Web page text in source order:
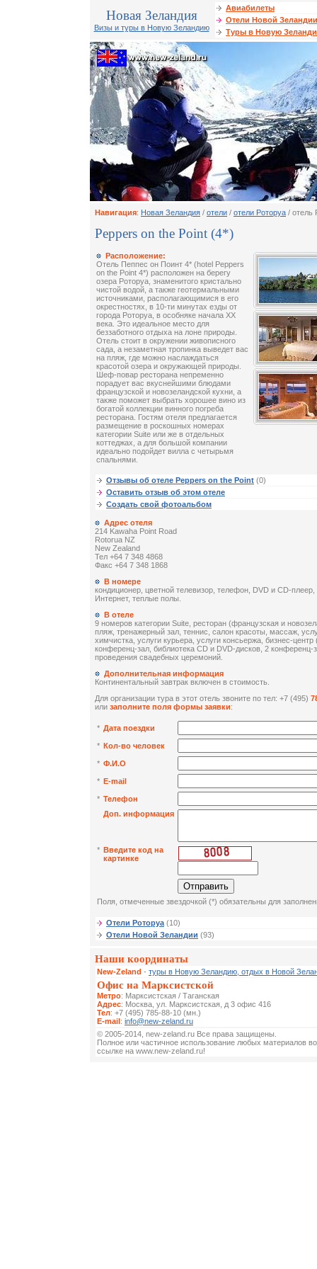
Новая Зеландия
Визы и туры в Новую Зеландию
Авиабилеты
Отели Новой Зеландии
Туры в Новую
Навигация: Новая Зеландия / отели / отели Роторуа / отель
Peppers on the Point (4*)
Расположение:
Отель Пеппес он Поинт 4* (hotel Peppers
on the Point 4*) расположен на берегу
озера Роторуа, знаменитого кристально
чистой водой, а также геотермальными
источниками, располагающимися в его
окрестностях, в 10-ти минутах езды от
города Роторуа, в особняке начала XX
века. Это идеальное место для
беззаботного отдыха на лоне природы.
Отель стоит в окружении живописного
сада, а незаметная тропинка выведет вас
на пляж, где можно наслаждаться
красотой озера и окружающей природы.
Шеф-повар ресторана непременно
порадует вас вкуснейшими блюдами
французской и новозеландской кухни, а
также поможет выбрать хорошее вино из
богатой коллекции винного погреба
ресторана. Гостям отеля предлагается
размещение в роскошных номерах
категории Suite или же в отдельных
коттеджах, а для большой компании
идеально подойдет вилла с четырьмя
спальнями.
Отзывы об отеле Peppers on the Point (0)
Оставить отзыв об этом отеле
Создать свой фотоальбом
Адрес отеля
214 Kawaha Point Road
Rotorua NZ
New Zealand
Тел +64 7 348 4868
Факс +64 7 348 1868
В номере
кондиционер, цветной телевизор, телефон, DVD и CD-
Интернет, теплые полы.
В отеле
9 номеров категории Suite, ресторан (французская и
пляж, тренажерный зал, теннис, салон красоты, массаж,
химчистка, услуги курьера, услуги консьержа, бизнес-центр
конференц-зал, библиотека CD и DVD-дисков, 2 конференц-
проведения свадебных церемоний.
Дополнительная информация
Континентальный завтрак включен в стоимость.
Для организации тура в этот отель звоните по тел: +7 (495)
или заполните поля формы заявки:
* Дата поездки
* Кол-во человек
* Ф.И.О
* E-mail
* Телефон
Доп. информация
* Введите код на
картинке
Поля, отмеченные звездочкой (*) обязательны для
Отели Роторуа(10)
Отели Новой Зеландии (93)
Наши координаты
New-Zeland - туры в Новую Зеландию, отдых в Новой
Офис на Марксистской
Метро: Марксистская / Таганская
Адрес: Москва, ул. Марксистская, д 3 офис 416
Тел: +7 (495) 785-88-10 (мн.)
E-mail: info@new-zeland.ru
© 2005-2014, new-zeland.ru Все права защищены.
Полное или частичное использование любых материалов
ссылке на www.new-zeland.ru!